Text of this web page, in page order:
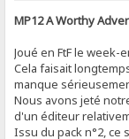
MP12 A Worthy
Joué en FtF le week-
Cela faisait
manque
Nous avons jeté
d'un éditeur
Issu du pack n°2,